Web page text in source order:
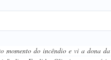
momento do incêndio e vi a dona